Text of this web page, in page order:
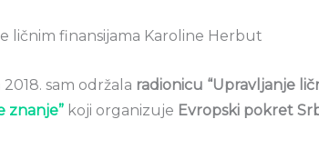
sam održala radionicu “Upravljanje
znanje” koji organizuje Evropski pokret